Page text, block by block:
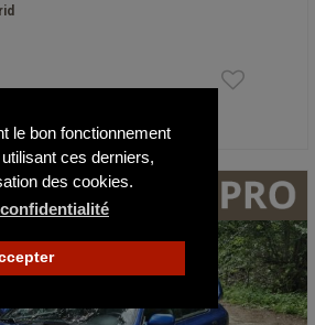
le bon fonctionnement
ces derniers,
des cookies.